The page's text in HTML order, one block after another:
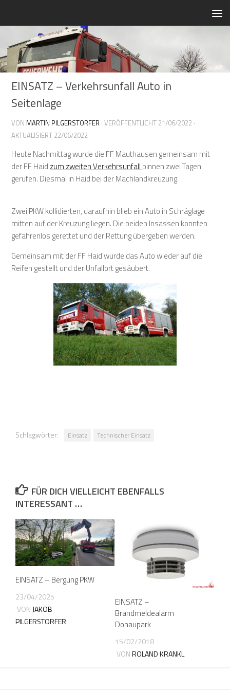
EINSATZ – Verkehrsunfall Auto in
Seitenlage
VON MARTIN PILGERSTORFER · VERÖFFENTLICHT 21/06/2022 ·
AKTUALISIERT 22/06/2022
Heute Nachmittag wurde die FF Mauthausen gemeinsam mit
der FF Haid zum zweiten Verkehrsunfall binnen zwei Tagen
gerufen. Diesmal in Haid bei der Machlandkreuzung.
Zwei PKW kollidierten, daraufhin blieb ein Auto in Schräglage
mitten auf der Kreuzung liegen. Die beiden Insassen konnten
gefahrenlos gerettet und der Rettung übergeben werden.
Gemeinsam mit der FF Haid wurde das Auto wieder auf die
Reifen gestellt und der Unfallort gesäubert.
Schlagwörter: Einsatz Technischer Einsatz
FÜR DICH VIELLEICHT EBENFALLS
INTERESSANT …
EINSATZ – Bergung PKW
23/04/2025
VON JAKOB
PILGERSTORFER
EINSATZ –
Brandmeldealarm
Donaupark
15/02/2018
VONROLAND KRANKL